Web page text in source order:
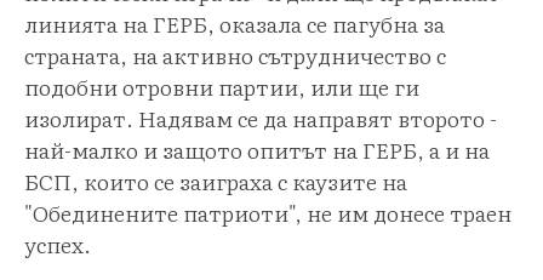
линията на ГЕРБ, оказала се пагубна за
страната, на активно сътрудничество с
подобни отровни партии, или ще ги
изолират. Надявам се да направят второто -
най-малко и защото опитът на ГЕРБ, а и на
БСП, които се заиграха с каузите на
"Обединените патриоти", не им донесе траен
успех.